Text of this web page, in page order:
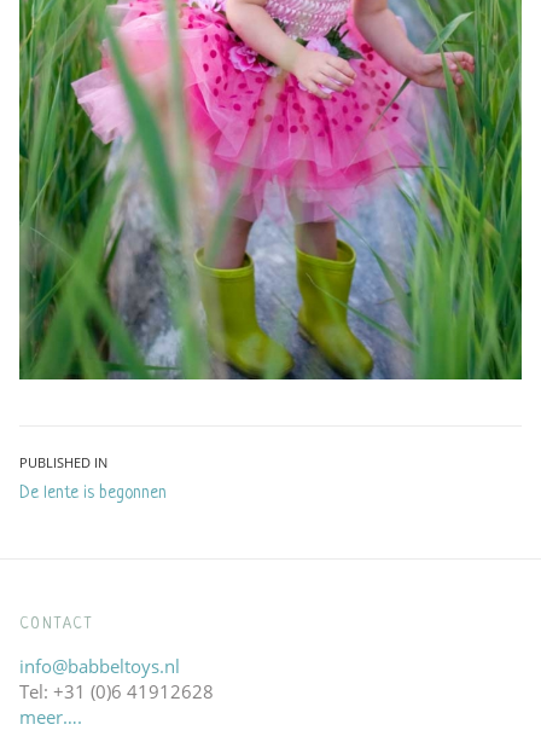
Bericht
navigatie
PUBLISHED IN
De lente is begonnen
CONTACT
info@babbeltoys.nl
Tel: +31 (0)6 41912628
meer….